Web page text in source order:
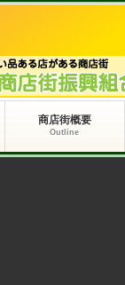
商店街概要
Outline